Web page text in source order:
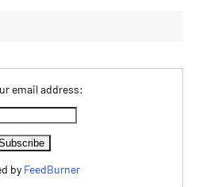
email address:
by FeedBurner